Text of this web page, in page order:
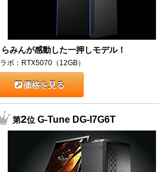
みんが感動した一押しモデル！
ボ：RTX5070（12GB）
価格を見る
第2位G-Tune DG-I7G6T